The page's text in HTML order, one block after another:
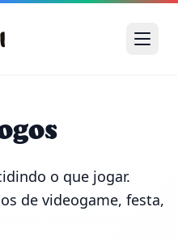
o que jogar.
de videogame, festa,